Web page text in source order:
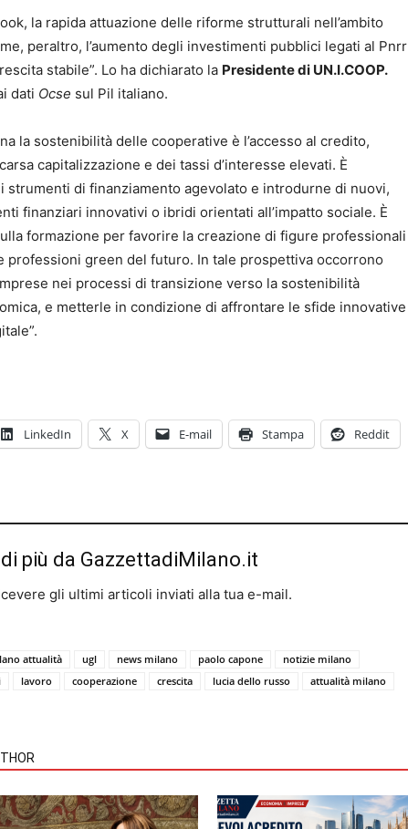
la rapida attuazione delle riforme strutturali nell’ambito
peraltro, l’aumento degli investimenti pubblici legati al Pnrr
stabile”. Lo ha dichiarato la Presidente di UN.I.COOP.
dati Ocse sul Pil italiano.
la sostenibilità delle cooperative è l’accesso al credito,
capitalizzazione e dei tassi d’interesse elevati. È
strumenti di finanziamento agevolato e introdurne di nuovi,
finanziari innovativi o ibridi orientati all’impatto sociale. È
formazione per favorire la creazione di figure professionali
professioni green del futuro. In tale prospettiva occorrono
nei processi di transizione verso la sostenibilità
e metterle in condizione di affrontare le sfide innovative
LinkedIn X E-mail Stampa Reddit
più da GazzettadiMilano.it
gli ultimi articoli inviati alla tua e-mail.
attualità ugl news milano paolo capone
notizie milano
lavoro cooperazione crescita lucia dello russo
attualità milano